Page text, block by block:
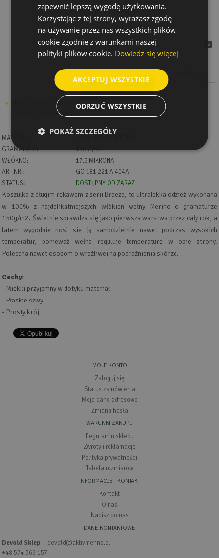
2. Wybierz rozmiar:
Rozmiar
wybierz
wybierz
dodaj do listy zakupów
dodaj do porównania
DODAJ DO KOSZYKA
MATERIAŁ:
GRAMATURA:
150 G/M2
WŁÓKNO:
17,5 MIKRONA
ART.NR.:
GO 181 221 A 404A
STATUS:
DOSTĘPNY OD ZARAZ
Koszulka z długim rękawem z serii Breeze, to ultralekka odzież wykonana
w 100% z najdelikatniejszych włókien wełny Merino o gramaturze
150g/m2. Świetnie sprawdza się jako pierwsza warstwa przez cały rok, a
latem wygodnie nosi się ją samodzielnie nawet podczas wysokich
temperatur, ponieważ wełna reguluje temperaturę w obie strony.
Polecana nawet osobom o wrażliwej na podrażnienia skórze.
Cechy:
- Miękki przyjemny w dotyku materiał
- Płaskie szwy
- Prosty krój
MOJE KONTO
Zaloguj się
Status zamówienia
Moje dane adresowe
Zmiana hasła
WARUNKI ZAKUPU
Regulamin sklepu
Zwroty i reklamacje
Polityka prywatności
Tabela rozmiarów
INFORMACJE I KONTAKT
Kontakt
O nas
Napisz do nas
DANE KONTAKTOWE
Devold Sklep
+48 574 369 157
devold@aktivmerino.pl
zapewnić lepszą wygodę użytkowania.
Korzystając z tej strony, wyrażasz zgodę
na używanie przez nas wszystkich plików
cookie zgodnie z warunkami naszej
polityki plików cookie. Dowiedz się więcej
AKCEPTUJ WSZYSTKIE
ODRZUĆ WSZYSTKIE
POKAŻ SZCZEGÓŁY